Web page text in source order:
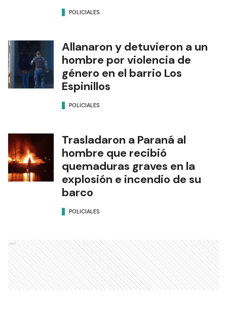
POLICIALES
Allanaron y detuvieron a un
hombre por violencia de
género en el barrio Los
Espinillos
POLICIALES
Trasladaron a Paraná al
hombre que recibió
quemaduras graves en la
explosión e incendio de su
barco
POLICIALES
Ads